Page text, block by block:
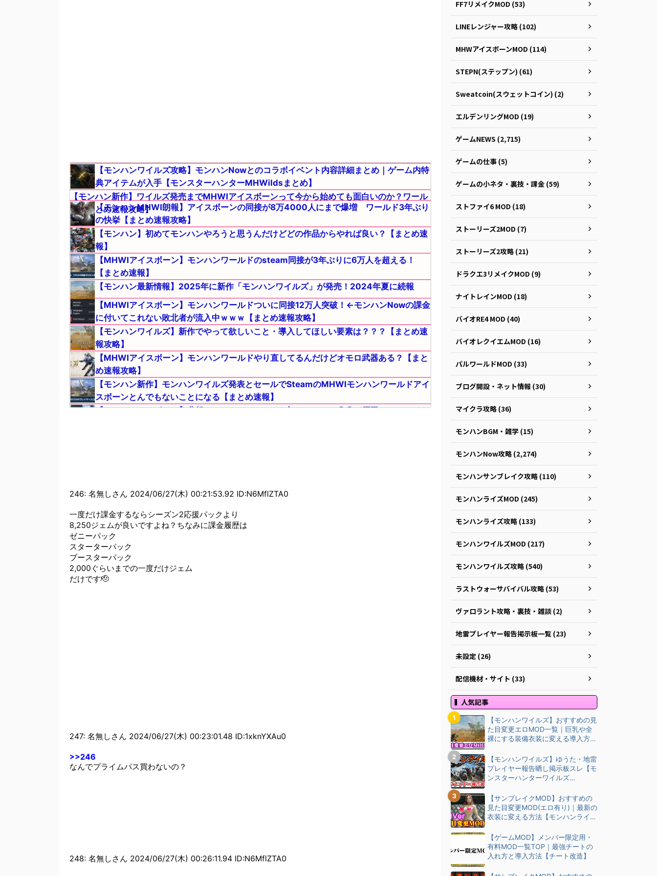
【モンハンワイルズ攻略】モンハンNowとのコラボイベント内容詳細まとめ｜ゲーム内特
典アイテムが入手【モンスターハンターMHWildsまとめ】
【モンハン新作】ワイルズ発売までMHWIアイスボーンって今から始めても面白いのか？ワール
ド【まとめ速報攻略】
【モンハンMHWI朗報】アイスボーンの同接が8万4000人にまで爆増 ワールド3年ぶり
の快挙【まとめ速報攻略】
【モンハン】初めてモンハンやろうと思うんだけどどの作品からやれば良い？【まとめ速
報】
【MHWIアイスボーン】モンハンワールドのsteam同接が3年ぶりに6万人を超える！
【まとめ速報】
【モンハン最新情報】2025年に新作「モンハンワイルズ」が発売！2024年夏に続報
【MHWIアイスボーン】モンハンワールドついに同接12万人突破！←モンハンNowの課金
に付いてこれない敗北者が流入中ｗｗｗ【まとめ速報攻略】
【モンハンワイルズ】新作でやって欲しいこと・導入してほしい要素は？？？【まとめ速
報攻略】
【MHWIアイスボーン】モンハンワールドやり直してるんだけどオモロ武器ある？【まと
め速報攻略】
【モンハン新作】モンハンワイルズ発表とセールでSteamのMHWIモンハンワールドアイ
スボーンとんでもないことになる【まとめ速報】
【MHWIアイスボーン】悲報！モンハンワールドを初めたワイ、〇〇が原因でワールドを
【モンハンNow】注意！作って後悔した武器がこちら！！！！！【まとめ速報攻略】
【モンハンNow】マルチプレイでライトボウガンの散弾って嫌がられる？？？【まとめ速
報攻略】
【モンハンNow】こんなヤバいこと出来るならそりゃ修正されるよｗｗ【まとめ速報攻
略】
【モンハンNow】おすすめ！錬成はほどほどにしてた方が良い理由がこちら！！！【まと
め速報攻略】
246: 名無しさん 2024/06/27(木) 00:21:53.92 ID:N6MflZTA0
一度だけ課金するならシーズン2応援パックより
8,250ジェムが良いですよね？ちなみに課金履歴は
ゼニーパック
スターターパック
ブースターパック
2,000ぐらいまでの一度だけジェム
だけです🫡
247: 名無しさん 2024/06/27(木) 00:23:01.48 ID:1xknYXAu0
>>246
なんでプライムパス買わないの？
248: 名無しさん 2024/06/27(木) 00:26:11.94 ID:N6MflZTA0
FF7リメイクMOD (53)
LINEレンジャー攻略 (102)
MHWアイスボーンMOD (114)
STEPN(ステップン) (61)
Sweatcoin(スウェットコイン) (2)
エルデンリングMOD (19)
ゲームNEWS (2,715)
ゲームの仕事 (5)
ゲームの小ネタ・裏技・課金 (59)
ストファイ6 MOD (18)
ストーリーズ2MOD (7)
ストーリーズ2攻略 (21)
ドラクエ3リメイクMOD (9)
ナイトレインMOD (18)
バイオRE4 MOD (40)
バイオレクイエムMOD (16)
パルワールドMOD (33)
ブログ開設・ネット情報 (30)
マイクラ攻略 (36)
モンハンBGM・雑学 (15)
モンハンNow攻略 (2,274)
モンハンサンブレイク攻略 (110)
モンハンライズMOD (245)
モンハンライズ攻略 (133)
モンハンワイルズMOD (217)
モンハンワイルズ攻略 (540)
ラストウォーサバイバル攻略 (53)
ヴァロラント攻略・裏技・雑談 (2)
地雷プレイヤー報告掲示板一覧 (23)
未設定 (26)
配信機材・サイト (33)
人気記事
【モンハンワイルズ】おすすめの見
た目変更エロMOD一覧｜巨乳や全
裸にする装備衣装に変える導入方
【モンハンワイルズ】ゆうた・地雷
プレイヤー報告晒し掲示板スレ【モ
ンスターハンターワイルズ
【サンブレイクMOD】おすすめの
見た目変更MOD(エロ有り)｜最新の
衣装に変える方法【モンハンライズ
【ゲームMOD】メンバー限定用・
有料MOD一覧TOP｜最強チートの
入れ方と導入方法【チート改造】